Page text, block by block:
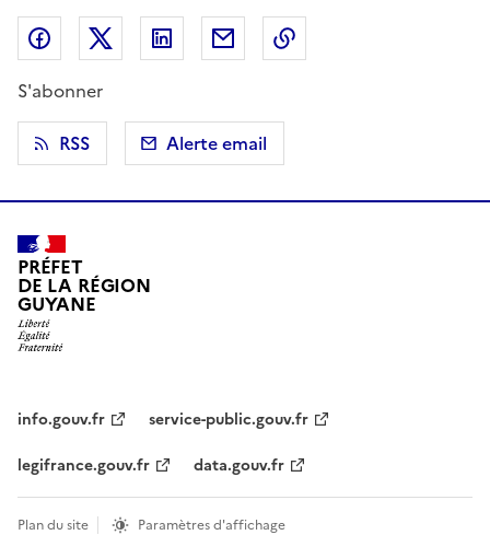
Partager sur Facebook
Partager sur X (anciennement Twitter)
Partager sur LinkedIn
Partager par email
S'abonner
RSS
Alerte email
PRÉFET
DE LA RÉGION
GUYANE
info.gouv.fr
service-public.gouv.fr
legifrance.gouv.fr
data.gouv.fr
Plan du site Paramètres d'affichage